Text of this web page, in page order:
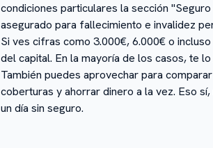
condiciones particulares la sección
asegurado para fallecimiento e invalidez
Si ves cifras como 3.000€, 6.000€ o
del capital. En la mayoría de los casos, te
También puedes aprovechar para
coberturas y ahorrar dinero a la vez. Eso
un día sin seguro.